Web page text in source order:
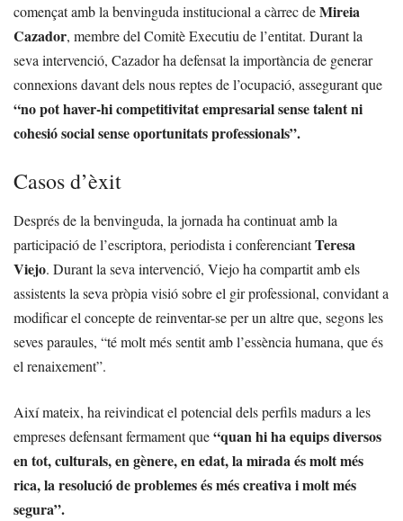
començat amb la benvinguda institucional a càrrec deMireia
Cazador, membre del Comitè Executiu de l’entitat. Durant la
seva intervenció, Cazador ha defensat la importància de generar
connexions davant dels nous reptes de l’ocupació, assegurant que
“no pot haver-hi competitivitat empresarial sense talent ni
cohesió social sense oportunitats professionals”.
Casos d’èxit
Després de la benvinguda, la jornada ha continuat amb la
participació de l’escriptora, periodista i conferenciantTeresa
Viejo. Durant la seva intervenció, Viejo ha compartit amb els
assistents la seva pròpia visió sobre el gir professional, convidant a
modificar el concepte de reinventar-se per un altre que, segons les
seves paraules, “té molt més sentit amb l’essència humana, que és
el renaixement”.
Així mateix, ha reivindicat el potencial dels perfils madurs a les
empreses defensant fermament que“quan hi ha equips diversos
en tot, culturals, en gènere, en edat, la mirada és molt més
rica, la resolució de problemes és més creativa i molt més
segura”.